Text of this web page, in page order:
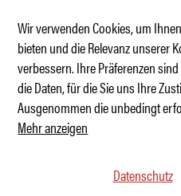
Schnellzug mit Stil
Wir verwenden Cookies, um
bieten und die Relevanz unserer
verbessern. Ihre Präferenzen
die Daten, für die Sie uns Ihre
Ausgenommen die unbedingt
Mehr anzeigen
Datenschutz